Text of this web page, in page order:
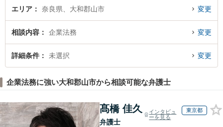
報や弁護士費用、強みなどが注目されています。『大和郡山市で土日や夜間に
務を法律相談できる大和郡山市内の弁護士に相談予約したい』などでお困りの
相談者さんにおすすめです。
エリア 奈良県、大和郡山市 変更
相談内容 企業法務 変更
詳細条件 未選択 変更
企業法務に強い大和郡山市から相談可能な弁護士
髙橋 佳久
弁護士
インタビュ
ーを見る
東京都